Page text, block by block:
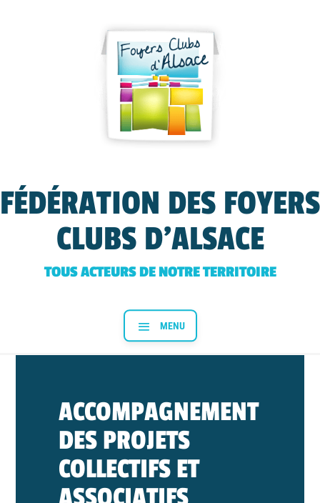
FÉDÉRATION DES FOYERS
CLUBS D'ALSACE
TOUS ACTEURS DE NOTRE TERRITOIRE
ACCOMPAGNEMENT
DES PROJETS
COLLECTIFS ET